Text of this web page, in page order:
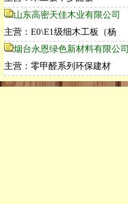
山东高密天佳木业有限公司
主营：E0\E1级细木工板（杨
烟台永恩绿色新材料有限公司
主营：零甲醛系列环保建材